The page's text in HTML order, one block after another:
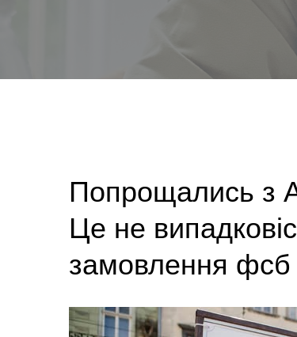
Попрощались з
Це не
замовлення фсб